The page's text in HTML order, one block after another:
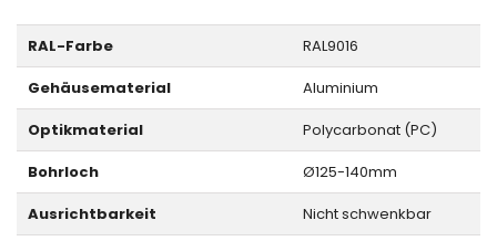
RAL-Farbe
RAL9016
Gehäusematerial
Aluminium
Optikmaterial
Polycarbonat (PC)
Bohrloch
Ø125-140mm
Ausrichtbarkeit
Nicht schwenkbar